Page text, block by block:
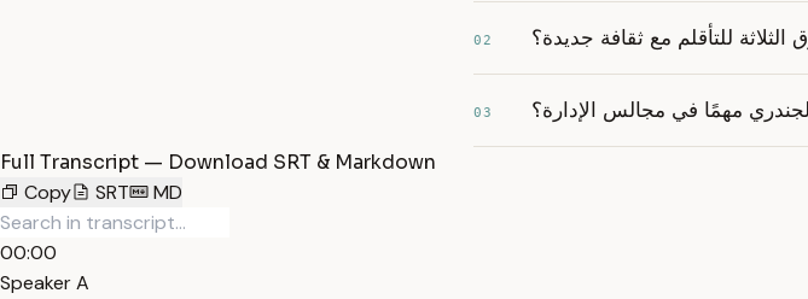
02 للتأقلم مع ثقافة جديدة؟
03 مهمًا في مجالس الإدارة؟
Full Transcript — Download SRT & Markdown
Copy
SRT MD
00:00
Speaker A